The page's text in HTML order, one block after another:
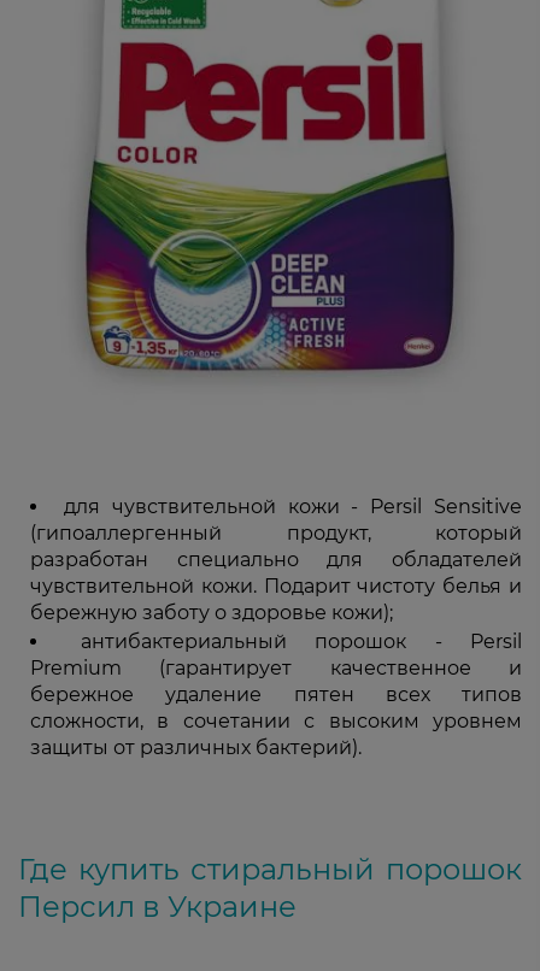
для чувствительной кожи - Persil Sensitive
(гипоаллергенный продукт, который
разработан специально для обладателей
чувствительной кожи. Подарит чистоту белья и
бережную заботу о здоровье кожи);
антибактериальный порошок - Persil
Premium (гарантирует качественное и
бережное удаление пятен всех типов
сложности, в сочетании с высоким уровнем
защиты от различных бактерий).
Где купить стиральный порошок
Персил в Украине